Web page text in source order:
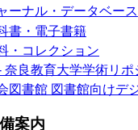
ーナル・データベース
書・電子書籍
・コレクション
奈良教育大学学術リポ
図書館 図書館向けデ
案内